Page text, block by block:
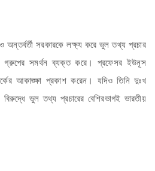
অন্তর্বর্তী সরকারকে লক্ষ্য করে ভুল তথ্য প্রচার
গ্রুপের সমর্থন ব্যক্ত করে। প্রফেসর ইউনূস
আকাঙ্ক্ষা প্রকাশ করেন। যদিও তিনি দুঃখ
বিরুদ্ধে ভুল তথ্য প্রচারের বেশিরভাগই ভারতীয়